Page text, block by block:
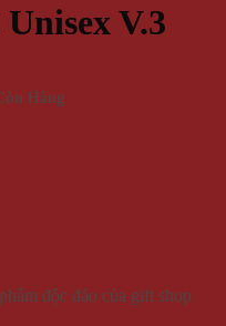
V.3
Hàng
độc đáo của gift shop